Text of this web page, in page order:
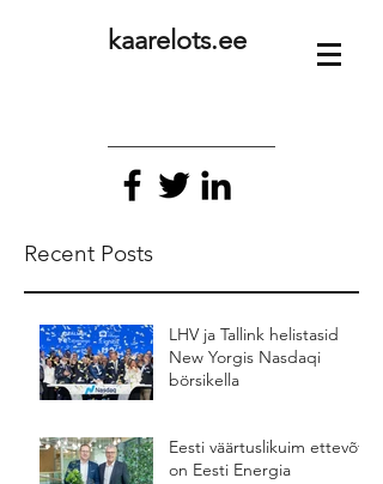
kaarelots.ee
Recent Posts
LHV ja Tallink helistasid
New Yorgis Nasdaqi
börsikella
Eesti väärtuslikuim ettevõte
on Eesti Energia